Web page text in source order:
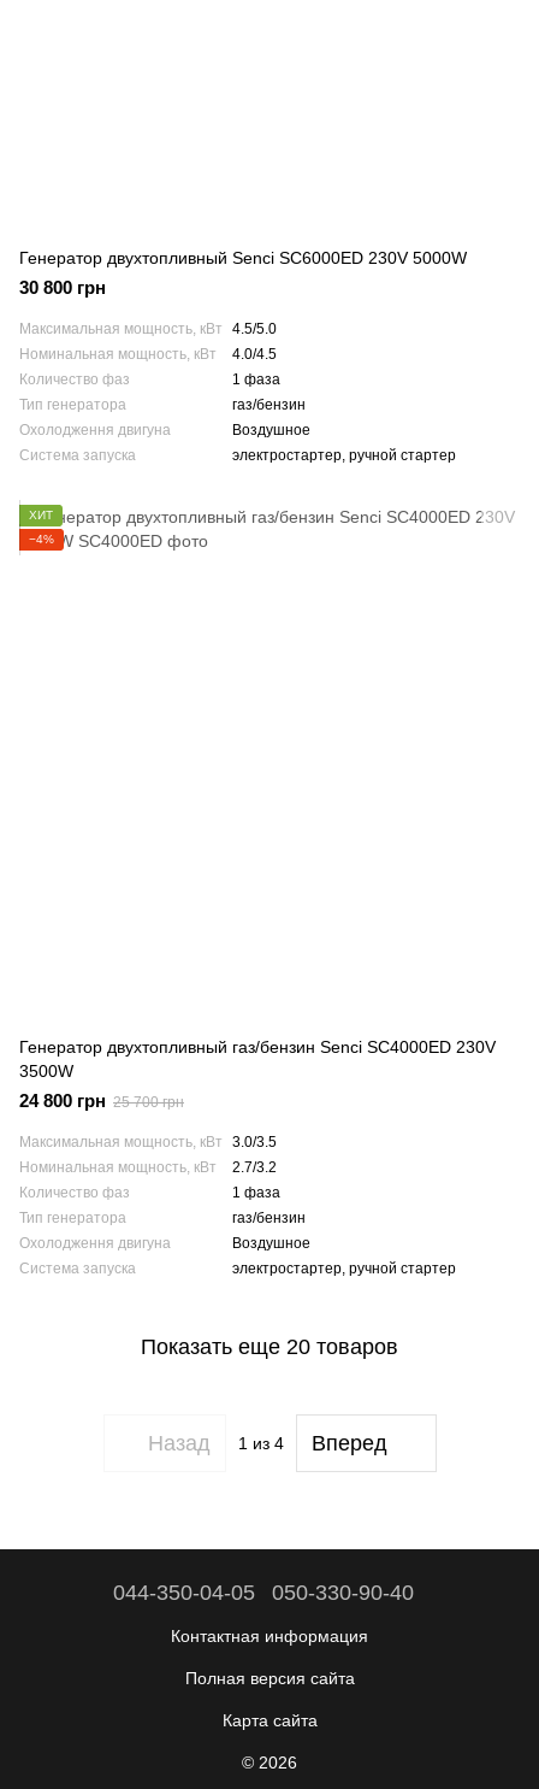
Генератор двухтопливный Senci SC6000ED 230V 5000W
30 800 грн
Максимальная мощность, кВт
4.5/5.0
Номинальная мощность, кВт
4.0/4.5
Количество фаз
1 фаза
Тип генератора
газ/бензин
Охолодження двигуна
Воздушное
Система запуска
электростартер, ручной стартер
ХИТ
−4%
Генератор двухтопливный газ/бензин Senci SC4000ED 230V
3500W
24 800 грн 25 700 грн
Максимальная мощность, кВт
3.0/3.5
Номинальная мощность, кВт
2.7/3.2
Количество фаз
1 фаза
Тип генератора
газ/бензин
Охолодження двигуна
Воздушное
Система запуска
электростартер, ручной стартер
Показать еще 20 товаров
Назад 1 из 4 Вперед
044-350-04-05 050-330-90-40
Контактная информация
Полная версия сайта
Карта сайта
© 2026